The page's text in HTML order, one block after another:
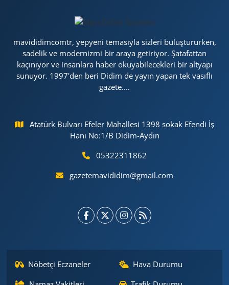
mavididimcomtr, yepyeni temasıyla sizleri buluştururken,
sadelik ve modernizmi bir araya getiriyor. Şatafattan
kaçınıyor ve insanlara haber okuyabilecekleri bir altyapı
sunuyor. 1997'den beri Didim de yayın yapan tek vasıflı
gazete....
Atatürk Bulvarı Efeler Mahallesi 1398 sokak Efendi İş
Hanı No:1/B Didim-Aydın
05322311862
gazetemavididim@gmail.com
Nöbetçi Eczaneler
Hava Durumu